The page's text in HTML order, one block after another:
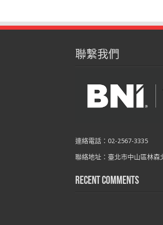
聯繫我們
連絡電話：02-2567-3335
聯絡地址：臺北市中山區林森
Recent Comments